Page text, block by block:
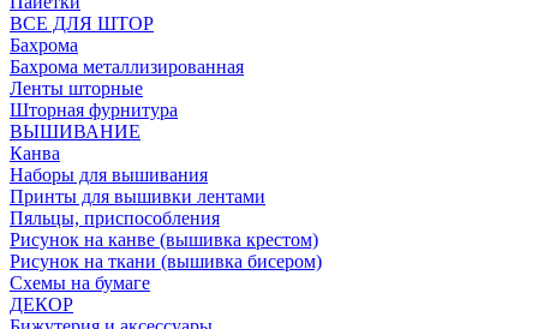
ВСЕ ДЛЯ ШТОР
Бахрома
Бахрома металлизированная
Ленты шторные
Шторная фурнитура
ВЫШИВАНИЕ
Канва
Наборы для вышивания
Принты для вышивки лентами
Пяльцы, приспособления
Рисунок на канве (вышивка крестом)
Рисунок на ткани (вышивка бисером)
Схемы на бумаге
ДЕКОР